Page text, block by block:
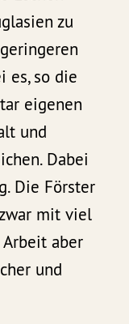
zu
es, so die
eigenen
und
Dabei
Die Förster
mit viel
aber
und